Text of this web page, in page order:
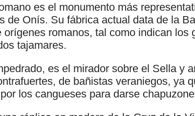
es el monumento más
de Onís. Su fábrica actual data de la
orígenes romanos, tal como indican los
tajamares.
es el mirador sobre el Sella y
de bañistas veraniegos, ya
los cangueses para darse